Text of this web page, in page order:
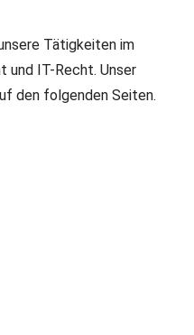
Tätigkeiten im
und IT-Recht. Unser
den folgenden Seiten.